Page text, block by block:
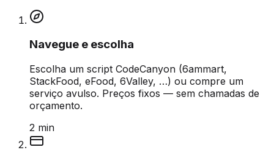
Navegue e escolha
Escolha um script CodeCanyon (6ammart,
StackFood, eFood, 6Valley, …) ou compre um
serviço avulso. Preços fixos — sem chamadas de
orçamento.
2 min